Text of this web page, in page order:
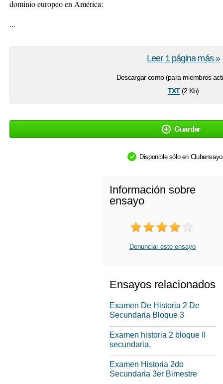
dominio europeo en América:
...
Descargar como (para miembros
txt(2 Kb)
Leer 1 página más »
Guardar
Disponible sólo en
Información sobre
ensayo
Denunciar este ensayo
Ensayos relacionados
Examen De Historia 2 De
Secundaria Bloque 3
Examen historia 2 bloque II
secundaria.
Examen Historia 2do
Secundaria 3er Bimestre